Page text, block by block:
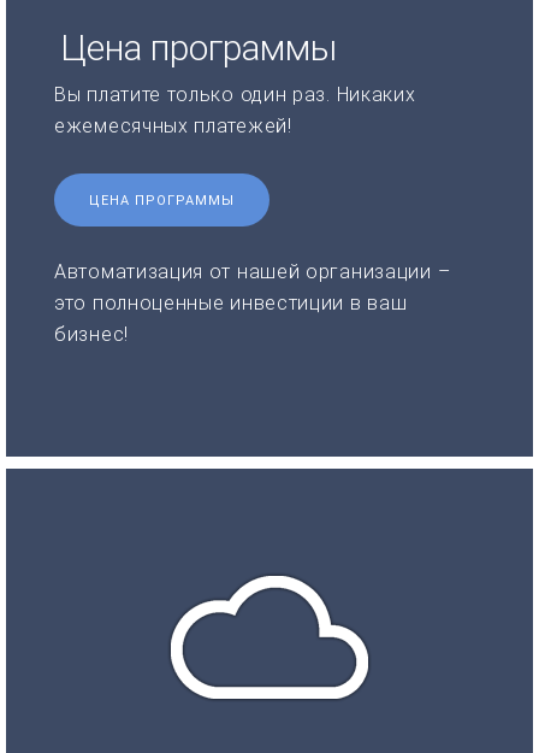
Цена программы
Вы платите только один раз. Никаких
ежемесячных платежей!
ЦЕНА ПРОГРАММЫ
Автоматизация от нашей организации –
это полноценные инвестиции в ваш
бизнес!